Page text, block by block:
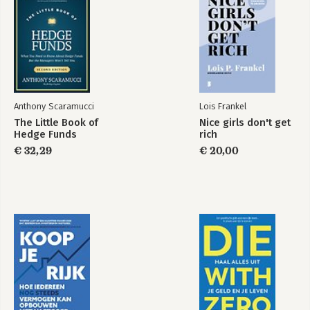
Voorspellers 58
Voorspellen is een verdienmodel 61
3 Het kaf van het koren scheiden in de beleggingsindustrie? 67
Nobody got fired by hiring IBM 67
Je blijft zelf verantwoordelijk voor de resultaten 68
Vermogensbeheervergelijkers 69
Bekwaam en een integer mens 71
Integer klantbelang versus eigenbelang 72
Omstandigheden die klantbelang bevorderen 72
Wie is bekwaam? 75
Een bewezen methode 76
Waarom werkt voorspellen niet? 81
Modellen presteren beter 82
Ja, maar Buffet dan? 82
Kwantitatief beleggen volgens een model 84
5 Actief afwijken of passief de markt volgen? 86
Actief of passief 86
Anthony Scaramucci
The Little Book of
Hedge Funds
€ 32,29
Lois Frankel
Nice girls don't get
rich
€ 20,00